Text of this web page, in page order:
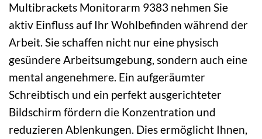
Multibrackets Monitorarm 9383 nehmen Sie
aktiv Einfluss auf Ihr Wohlbefinden während der
Arbeit. Sie schaffen nicht nur eine physisch
gesündere Arbeitsumgebung, sondern auch eine
mental angenehmere. Ein aufgeräumter
Schreibtisch und ein perfekt ausgerichteter
Bildschirm fördern die Konzentration und
reduzieren Ablenkungen. Dies ermöglicht Ihnen,